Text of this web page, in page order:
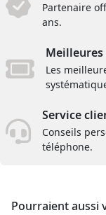
Partenaire
ans.
Les
Service
Conseils
téléphone.
Pourraient aussi